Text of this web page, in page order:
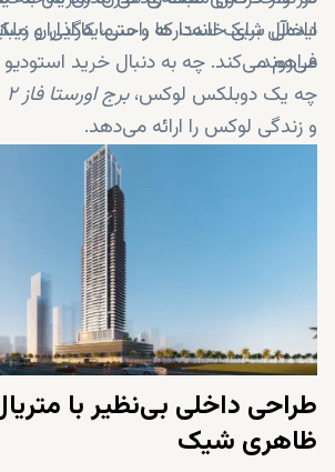
ایده‌آل برای خانه‌دارها و سرمایه‌گذاران
می‌روند.
داخلی شیک است که راحتی، کارایی و
چه یک دوبلکس لوکس،برج اورستا فاز ۲
و زندگی لوکس را ارائه می‌دهد.
طراحی داخلی بی‌نظیر با
ظاهری شیک